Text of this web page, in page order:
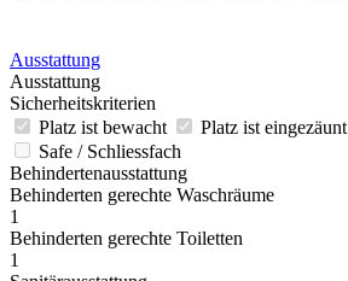
Ausstattung
Ausstattung
Sicherheitskriterien
Platz ist bewacht
Platz ist eingezäunt
Safe / Schliessfach
Behindertenausstattung
Behinderten gerechte Waschräume
1
Behinderten gerechte Toiletten
1